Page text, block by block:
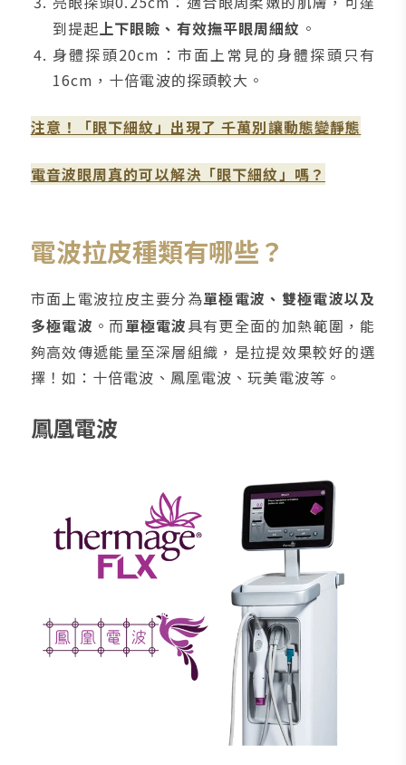
到提起上下眼瞼、有效撫平眼周細紋 。
身體探頭20cm：市面上常見的身體探頭只有
16cm，十倍電波的探頭較大。
注意！「眼下細紋」出現了 千萬別讓動態變靜態
電音波眼周真的可以解決「眼下細紋」嗎？
電波拉皮種類有哪些？
市面上電波拉皮主要分為單極電波、雙極電波以及
多極電波 。而單極電波具有更全面的加熱範圍，能
夠高效傳遞能量至深層組織，是拉提效果較好的選
擇！如：十倍電波、鳳凰電波、玩美電波等。
鳳凰電波